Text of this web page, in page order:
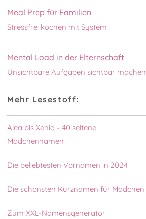
Meal Prep für Familien
Stressfrei kochen mit System
Mental Load in der Elternschaft
Unsichtbare Aufgaben sichtbar machen
Mehr Lesestoff:
Alea bis Xenia - 40 seltene
Mädchennamen
Die beliebtesten Vornamen in 2024
Die schönsten Kurznamen für Mädchen
Zum XXL-Namensgenerator